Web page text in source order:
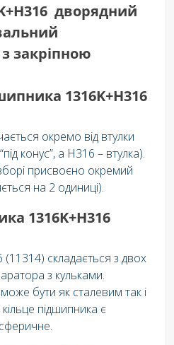
дворядний
закріпною
1316K+H316
окремо від втулки
конус”, а H316 – втулка).
присвоєно окремий
на 2 одиниці).
1316K+H316
складається з двох
з кульками.
бути як сталевим так і
підшипника є